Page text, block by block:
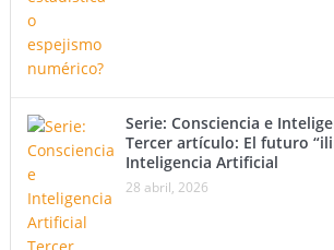
Serie: Consciencia e
Tercer artículo: El futuro
Inteligencia Artificial
28 abril, 2026